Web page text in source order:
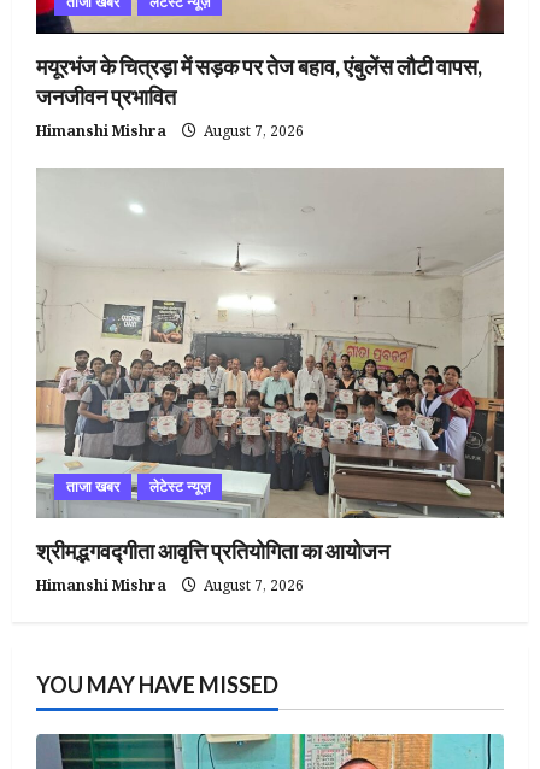
मयूरभंज के चित्रड़ा में सड़क पर तेज बहाव, एंबुलेंस लौटी वापस,
जनजीवन प्रभावित
Himanshi Mishra August 7, 2026
ताजा खबर लेटेस्ट न्यूज़
श्रीमद्भगवद्गीता आवृत्ति प्रतियोगिता का आयोजन
Himanshi Mishra August 7, 2026
YOU MAY HAVE MISSED